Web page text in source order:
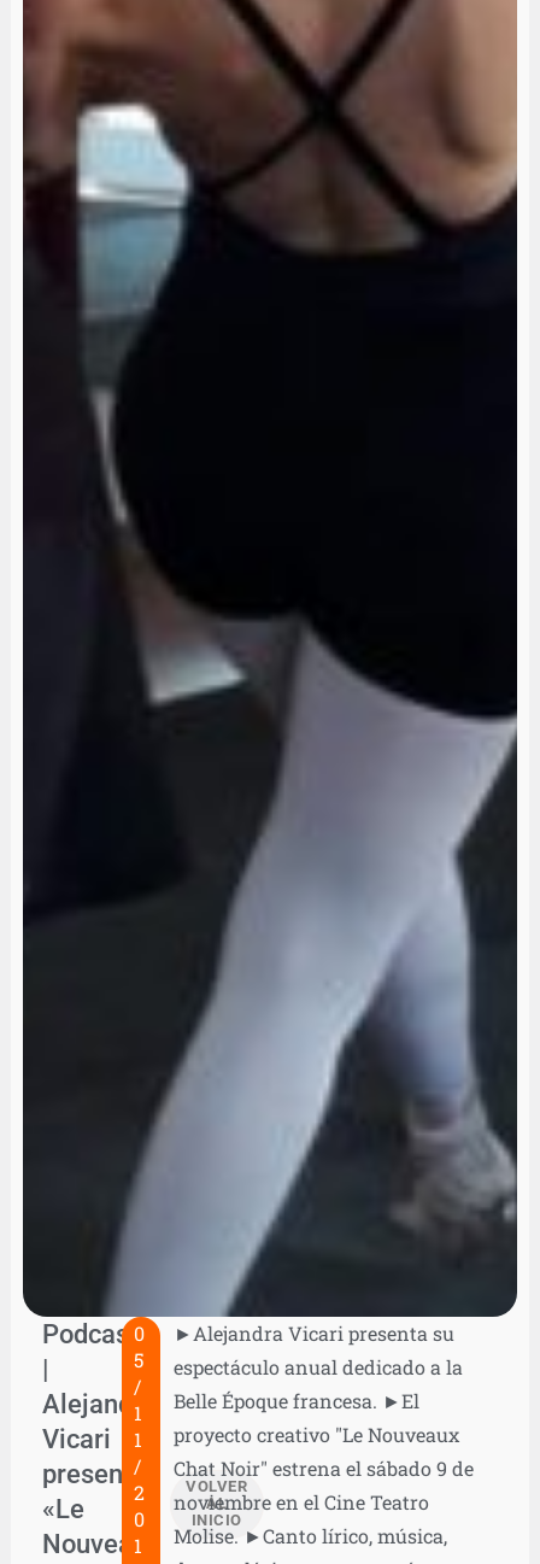
Podcast
|
Alejandra
Vicari
presenta
«Le
Nouveaux
0
5
/
1
1
/
2
0
1
VOLVER
AL
INICIO
►Alejandra Vicari presenta su
espectáculo anual dedicado a la
Belle Époque francesa. ►El
proyecto creativo "Le Nouveaux
Chat Noir" estrena el sábado 9 de
noviembre en el Cine Teatro
Molise. ►Canto lírico, música,